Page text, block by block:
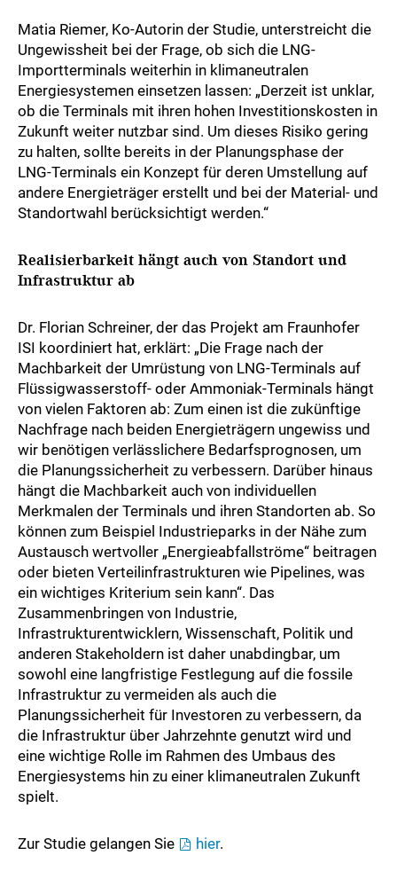
Matia Riemer, Ko-Autorin der Studie, unterstreicht die
Ungewissheit bei der Frage, ob sich die LNG-
Importterminals weiterhin in klimaneutralen
Energiesystemen einsetzen lassen: „Derzeit ist unklar,
ob die Terminals mit ihren hohen Investitionskosten in
Zukunft weiter nutzbar sind. Um dieses Risiko gering
zu halten, sollte bereits in der Planungsphase der
LNG-Terminals ein Konzept für deren Umstellung auf
andere Energieträger erstellt und bei der Material- und
Standortwahl berücksichtigt werden.“
Realisierbarkeit hängt auch von Standort und
Infrastruktur ab
Dr. Florian Schreiner, der das Projekt am Fraunhofer
ISI koordiniert hat, erklärt: „Die Frage nach der
Machbarkeit der Umrüstung von LNG-Terminals auf
Flüssigwasserstoff- oder Ammoniak-Terminals hängt
von vielen Faktoren ab: Zum einen ist die zukünftige
Nachfrage nach beiden Energieträgern ungewiss und
wir benötigen verlässlichere Bedarfsprognosen, um
die Planungssicherheit zu verbessern. Darüber hinaus
hängt die Machbarkeit auch von individuellen
Merkmalen der Terminals und ihren Standorten ab. So
können zum Beispiel Industrieparks in der Nähe zum
Austausch wertvoller „Energieabfallströme“ beitragen
oder bieten Verteilinfrastrukturen wie Pipelines, was
ein wichtiges Kriterium sein kann“. Das
Zusammenbringen von Industrie,
Infrastrukturentwicklern, Wissenschaft, Politik und
anderen Stakeholdern ist daher unabdingbar, um
sowohl eine langfristige Festlegung auf die fossile
Infrastruktur zu vermeiden als auch die
Planungssicherheit für Investoren zu verbessern, da
die Infrastruktur über Jahrzehnte genutzt wird und
eine wichtige Rolle im Rahmen des Umbaus des
Energiesystems hin zu einer klimaneutralen Zukunft
spielt.
Zur Studie gelangen Sie hier.